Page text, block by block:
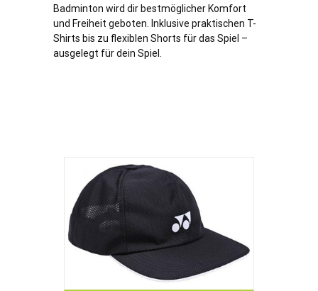
Badminton wird dir bestmöglicher Komfort
und Freiheit geboten. Inklusive praktischen T-
Shirts bis zu flexiblen Shorts für das Spiel –
ausgelegt für dein Spiel.